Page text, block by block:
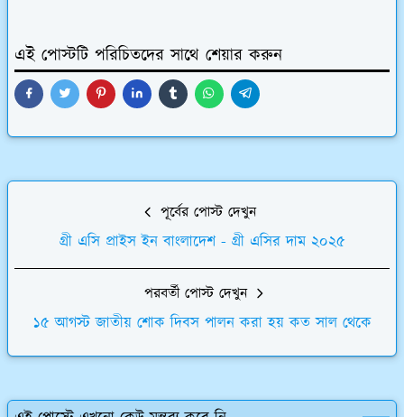
এই পোস্টটি পরিচিতদের সাথে শেয়ার করুন
পূর্বের পোস্ট দেখুন
গ্রী এসি প্রাইস ইন বাংলাদেশ - গ্রী এসির দাম ২০২৫
পরবর্তী পোস্ট দেখুন
১৫ আগস্ট জাতীয় শোক দিবস পালন করা হয় কত সাল থেকে